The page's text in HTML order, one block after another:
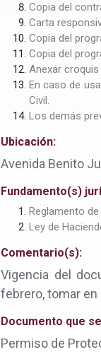
Copia del
Carta
Copia del
Copia del
Anexar
En caso de
Civil.
Los demás
Ubicación:
Avenida Benito
Fundamento(s)
Reglamento
Ley de
Comentario(s):
Vigencia del
febrero, tomar
Documento que
Permiso de